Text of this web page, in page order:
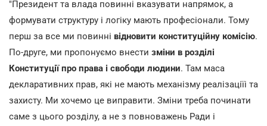
"Президент та влада повинні вказувати напрямок, а
формувати структуру і логіку мають професіонали. Тому
перш за все ми повинні відновити конституційну комісію.
По-друге, ми пропонуємо внести зміни в розділі
Конституції про права і свободи людини. Там маса
декларативних прав, які не мають механізму реалізаціїі та
захисту. Ми хочемо це виправити. Зміни треба починати
саме з цього розділу, а не з повноважень Ради і